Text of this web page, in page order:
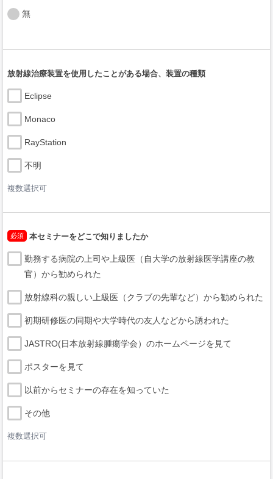
無
放射線治療装置を使用したことがある場合、装置の種類
Eclipse
Monaco
RayStation
不明
複数選択可
必須 本セミナーをどこで知りましたか
勤務する病院の上司や上級医（自大学の放射線医学講座の教
官）から勧められた
放射線科の親しい上級医（クラブの先輩など）から勧められた
初期研修医の同期や大学時代の友人などから誘われた
JASTRO(日本放射線腫瘍学会）のホームページを見て
ポスターを見て
以前からセミナーの存在を知っていた
その他
複数選択可